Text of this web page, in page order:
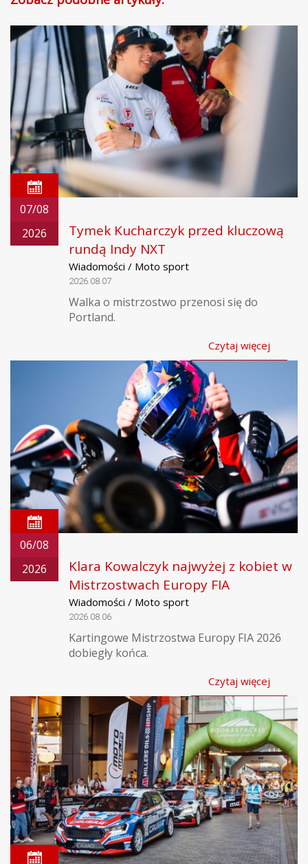
07/08
2026
Tymek Kucharczyk przed kluczową
rundą Indy NXT
Wiadomości / Moto sport
2026.08.07
Walka o mistrzostwo przenosi się do
Portland.
Czytaj więcej
06/08
2026
Klara Kowalczyk najwyżej z kobiet w
Mistrzostwach Europy FIA
Wiadomości / Moto sport
2026.08.06
Kartingowe Mistrzostwa Europy FIA 2026
dobiegły końca.
Czytaj więcej